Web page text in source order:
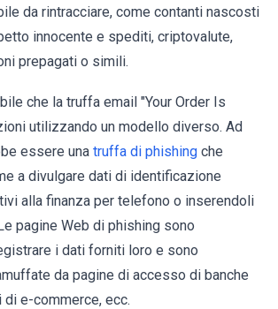
da rintracciare, come contanti nascosti
innocente e spediti, criptovalute,
prepagati o simili.
che la truffa email "Your Order Is
utilizzando un modello diverso. Ad
essere una truffa di phishing che
a divulgare dati di identificazione
alla finanza per telefono o inserendoli
pagine Web di phishing sono
i dati forniti loro e sono
da pagine di accesso di banche
e-commerce, ecc.